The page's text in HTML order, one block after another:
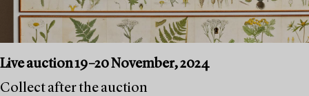
Live auction 19–20 November, 2024
Collect after the auction